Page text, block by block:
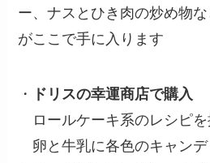
ー、ナスとひき肉の炒め物
がここで手に入ります
・
ドリスの幸運商店で購入
ロールケーキ系のレシピを
卵と牛乳に各色のキャンデ